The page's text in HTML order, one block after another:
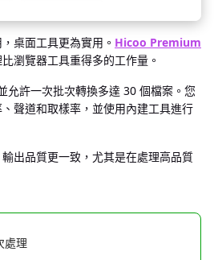
桌面工具更為實用。 Hicoo Premium
瀏覽器工具重得多的工作量。
允許一次批次轉換多達 30 個檔案。您
聲道和取樣率，並使用內建工具進行
出品質更一致，尤其是在處理高品質
處理